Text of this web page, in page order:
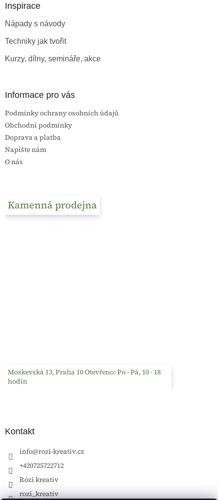
Inspirace
Nápady s návody
Techniky jak tvořit
Kurzy, dílny, semináře, akce
Informace pro vás
Podmínky ochrany osobních údajů
Obchodní podmínky
Doprava a platba
Napište nám
O nás
Kamenná prodejna
Moskevská 13, Praha 10 Otevřeno: Po - Pá, 10 - 18
hodin
Kontakt
info@rozi-kreativ.cz
+420725722712
Rózi kreativ
rozi_kreativ